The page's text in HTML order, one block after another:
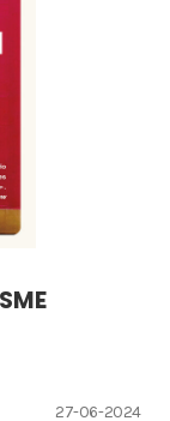
27-06-2024